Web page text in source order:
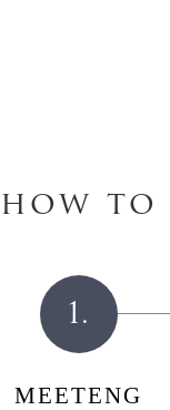
how to
1.
MEETENG